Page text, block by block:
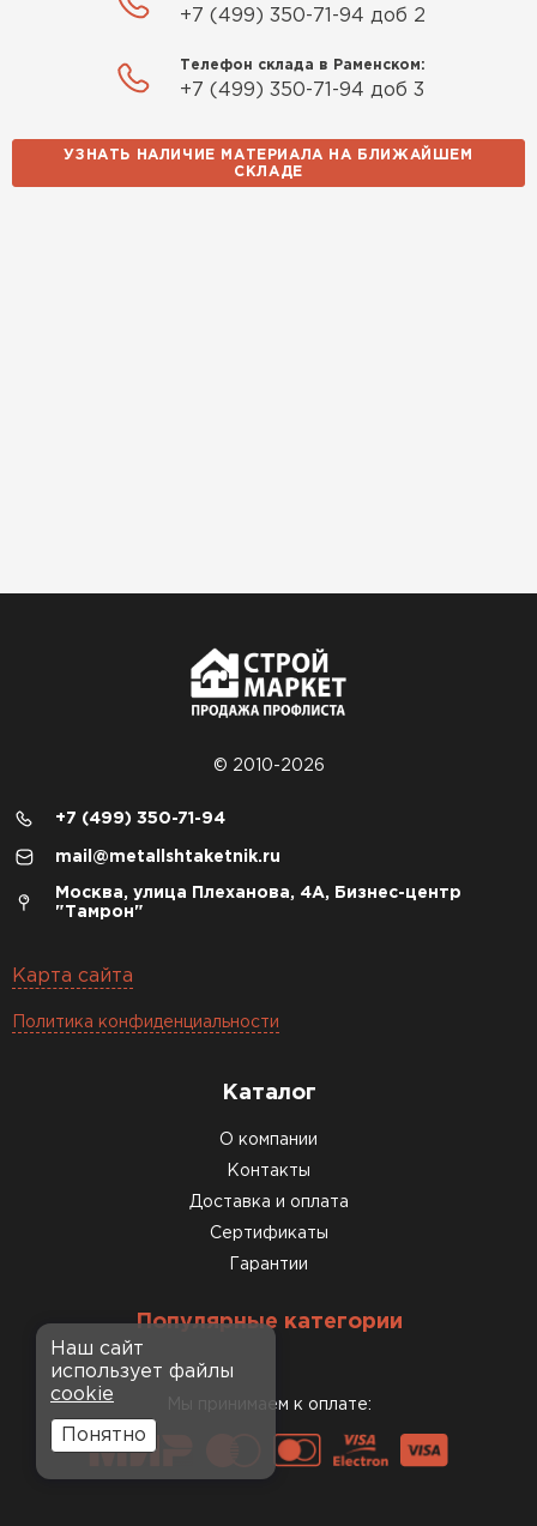
+7 (499) 350-71-94 доб 2
Телефон склада в Раменском:
+7 (499) 350-71-94 доб 3
УЗНАТЬ НАЛИЧИЕ МАТЕРИАЛА НА БЛИЖАЙШЕМ
СКЛАДЕ
© 2010-2026
+7 (499) 350-71-94
mail@metallshtaketnik.ru
Москва, улица Плеханова, 4А, Бизнес-центр
"Тамрон"
Карта сайта
Политика конфиденциальности
Каталог
О компании
Контакты
Доставка и оплата
Сертификаты
Гарантии
Популярные категории
Мы принимаем к оплате:
Наш сайт
использует файлы
cookie
Понятно